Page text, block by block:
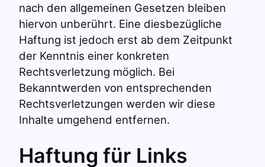
nach den allgemeinen Gesetzen bleiben
hiervon unberührt. Eine diesbezügliche
Haftung ist jedoch erst ab dem Zeitpunkt
der Kenntnis einer konkreten
Rechtsverletzung möglich. Bei
Bekanntwerden von entsprechenden
Rechtsverletzungen werden wir diese
Inhalte umgehend entfernen.
Haftung für Links